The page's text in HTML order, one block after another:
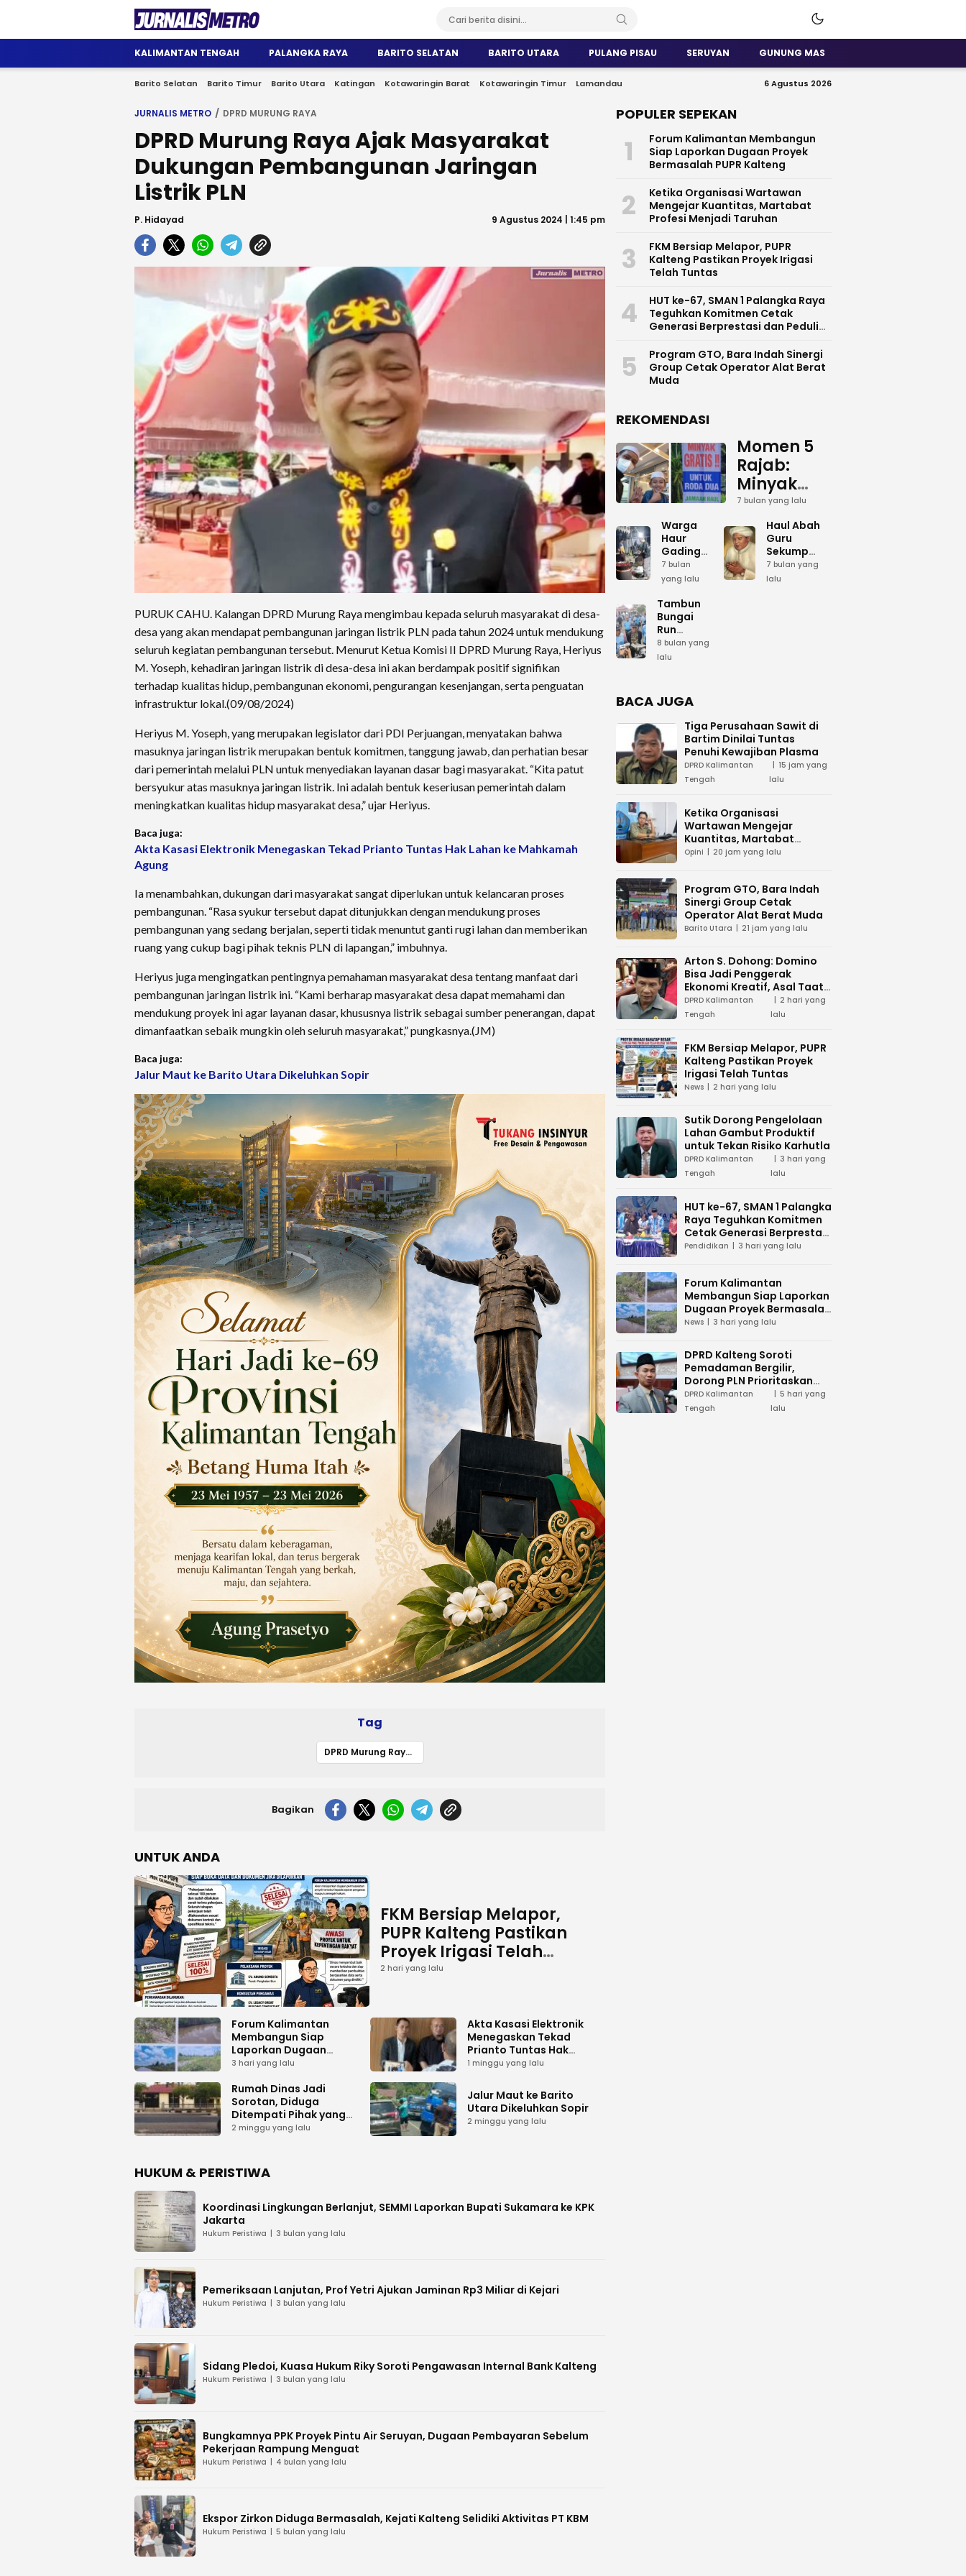
Jurnalis Metro
Satu Wadah Informasi
KALIMANTAN TENGAH PALANGKA RAYA BARITO SELATAN BARITO UTARA PULANG PISAU SERUYAN GUNUNG MAS
Barito Selatan Barito Timur Barito Utara Katingan Kotawaringin Barat Kotawaringin Timur Lamandau 6 Agustus 2026
JURNALIS METRO DPRD MURUNG RAYA
DPRD Murung Raya Ajak Masyarakat
Dukungan Pembangunan Jaringan
Listrik PLN
P. Hidayad 9 Agustus 2024 | 1:45 pm
PURUK CAHU. Kalangan DPRD Murung Raya mengimbau kepada seluruh masyarakat di desa-
desa yang akan mendapat pembangunan jaringan listrik PLN pada tahun 2024 untuk mendukung
seluruh kegiatan pembangunan tersebut. Menurut Ketua Komisi II DPRD Murung Raya, Heriyus
M. Yoseph, kehadiran jaringan listrik di desa-desa ini akan berdampak positif signifikan
terhadap kualitas hidup, pembangunan ekonomi, pengurangan kesenjangan, serta penguatan
infrastruktur lokal.(09/08/2024)
Heriyus M. Yoseph, yang merupakan legislator dari PDI Perjuangan, menyatakan bahwa
masuknya jaringan listrik merupakan bentuk komitmen, tanggung jawab, dan perhatian besar
dari pemerintah melalui PLN untuk menyediakan layanan dasar bagi masyarakat. “Kita patut
bersyukur atas masuknya jaringan listrik. Ini adalah bentuk keseriusan pemerintah dalam
meningkatkan kualitas hidup masyarakat desa,” ujar Heriyus.
Baca juga:
Akta Kasasi Elektronik Menegaskan Tekad Prianto Tuntas Hak Lahan ke Mahkamah
Agung
Ia menambahkan, dukungan dari masyarakat sangat diperlukan untuk kelancaran proses
pembangunan. “Rasa syukur tersebut dapat ditunjukkan dengan mendukung proses
pembangunan yang sedang berjalan, seperti tidak menuntut ganti rugi lahan dan memberikan
ruang yang cukup bagi pihak teknis PLN di lapangan,” imbuhnya.
Heriyus juga mengingatkan pentingnya pemahaman masyarakat desa tentang manfaat dari
pembangunan jaringan listrik ini. “Kami berharap masyarakat desa dapat memahami dan
mendukung proyek ini agar layanan dasar, khususnya listrik sebagai sumber penerangan, dapat
dimanfaatkan sebaik mungkin oleh seluruh masyarakat,” pungkasnya.(JM)
Baca juga:
Jalur Maut ke Barito Utara Dikeluhkan Sopir
Tag
DPRD Murung Raya Ajak Masyarakat Dukungan Pembangunan Jaringan Listrik PLN
Bagikan
UNTUK ANDA
FKM Bersiap Melapor,
PUPR Kalteng Pastikan
Proyek Irigasi Telah
Tuntas
2 hari yang lalu
Forum Kalimantan
Membangun Siap
Laporkan Dugaan
Proyek Bermasalah
3 hari yang lalu
Akta Kasasi Elektronik
Menegaskan Tekad
Prianto Tuntas Hak
Lahan ke Mahkamah
1 minggu yang lalu
Rumah Dinas Jadi
Sorotan, Diduga
Ditempati Pihak yang
Tak Berhak
2 minggu yang lalu
Jalur Maut ke Barito
Utara Dikeluhkan Sopir
2 minggu yang lalu
HUKUM & PERISTIWA
Koordinasi Lingkungan Berlanjut, SEMMI Laporkan Bupati Sukamara ke KPK
Jakarta
Hukum Peristiwa 3 bulan yang lalu
Pemeriksaan Lanjutan, Prof Yetri Ajukan Jaminan Rp3 Miliar di Kejari
Hukum Peristiwa 3 bulan yang lalu
Sidang Pledoi, Kuasa Hukum Riky Soroti Pengawasan Internal Bank Kalteng
Hukum Peristiwa 3 bulan yang lalu
Bungkamnya PPK Proyek Pintu Air Seruyan, Dugaan Pembayaran Sebelum
Pekerjaan Rampung Menguat
Hukum Peristiwa 4 bulan yang lalu
Ekspor Zirkon Diduga Bermasalah, Kejati Kalteng Selidiki Aktivitas PT KBM
Hukum Peristiwa 5 bulan yang lalu
POPULER SEPEKAN
1
Forum Kalimantan Membangun
Siap Laporkan Dugaan Proyek
Bermasalah PUPR Kalteng
2
Ketika Organisasi Wartawan
Mengejar Kuantitas, Martabat
Profesi Menjadi Taruhan
3
FKM Bersiap Melapor, PUPR
Kalteng Pastikan Proyek Irigasi
Telah Tuntas
4
HUT ke-67, SMAN 1 Palangka Raya
Teguhkan Komitmen Cetak
Generasi Berprestasi dan Peduli
5
Program GTO, Bara Indah Sinergi
Group Cetak Operator Alat Berat
Muda
REKOMENDASI
Momen 5
Rajab:
Minyak
Gratis
dan Cinta
yang
Terus
Mengalir
7 bulan yang lalu
Warga
Haur
Gading
Siapkan
Bumbu
Umum
Sambut 5
Rajab di
Sekumpul
7 bulan
yang lalu
Haul Abah
Guru
Sekumpul:
Ketika
Lautan
7 bulan yang
lalu
Tambun
Bungai
Run
Meriahkan
Hari Bela
Juang TNI
AD di
Palangka
Raya
8 bulan yang
lalu
BACA JUGA
Tiga Perusahaan Sawit di
Bartim Dinilai Tuntas
Penuhi Kewajiban Plasma
DPRD Kalimantan
Tengah
15 jam yang
lalu
Ketika Organisasi
Wartawan Mengejar
Kuantitas, Martabat
Profesi Menjadi Taruhan
Opini 20 jam yang lalu
Program GTO, Bara Indah
Sinergi Group Cetak
Operator Alat Berat Muda
Barito Utara 21 jam yang lalu
Arton S. Dohong: Domino
Bisa Jadi Penggerak
Ekonomi Kreatif, Asal Taat
Aturan
DPRD Kalimantan
Tengah
2 hari yang
lalu
FKM Bersiap Melapor, PUPR
Kalteng Pastikan Proyek
Irigasi Telah Tuntas
News 2 hari yang lalu
Sutik Dorong Pengelolaan
Lahan Gambut Produktif
untuk Tekan Risiko Karhutla
DPRD Kalimantan
Tengah
3 hari yang
lalu
HUT ke-67, SMAN 1 Palangka
Raya Teguhkan Komitmen
Cetak Generasi Berprestasi
dan Peduli Lingkunga
Pendidikan 3 hari yang lalu
Forum Kalimantan
Membangun Siap Laporkan
Dugaan Proyek Bermasalah
PUPR Kalteng
News 3 hari yang lalu
DPRD Kalteng Soroti
Pemadaman Bergilir,
Dorong PLN Prioritaskan
Daerah Penghasil Energi
DPRD Kalimantan
Tengah
5 hari yang
lalu